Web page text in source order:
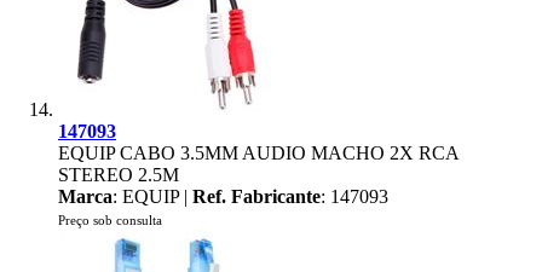
147093
EQUIP CABO 3.5MM AUDIO MACHO 2X RCA
STEREO 2.5M
Marca: EQUIP | Ref. Fabricante: 147093
Preço sob consulta